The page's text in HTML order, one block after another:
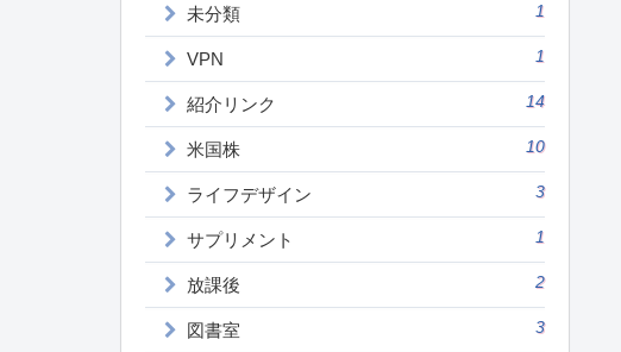
未分類 1
VPN 1
紹介リンク 14
米国株 10
ライフデザイン 3
サプリメント 1
放課後 2
図書室 3